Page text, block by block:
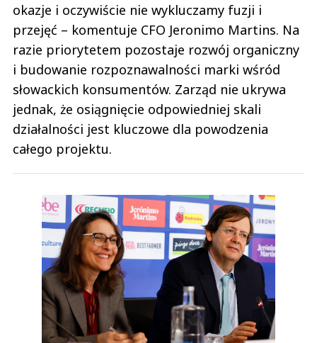
okazje i oczywiście nie wykluczamy fuzji i
przejęć – komentuje CFO Jeronimo Martins. Na
razie priorytetem pozostaje rozwój organiczny
i budowanie rozpoznawalności marki wśród
słowackich konsumentów. Zarząd nie ukrywa
jednak, że osiągnięcie odpowiedniej skali
działalności jest kluczowe dla powodzenia
całego projektu.